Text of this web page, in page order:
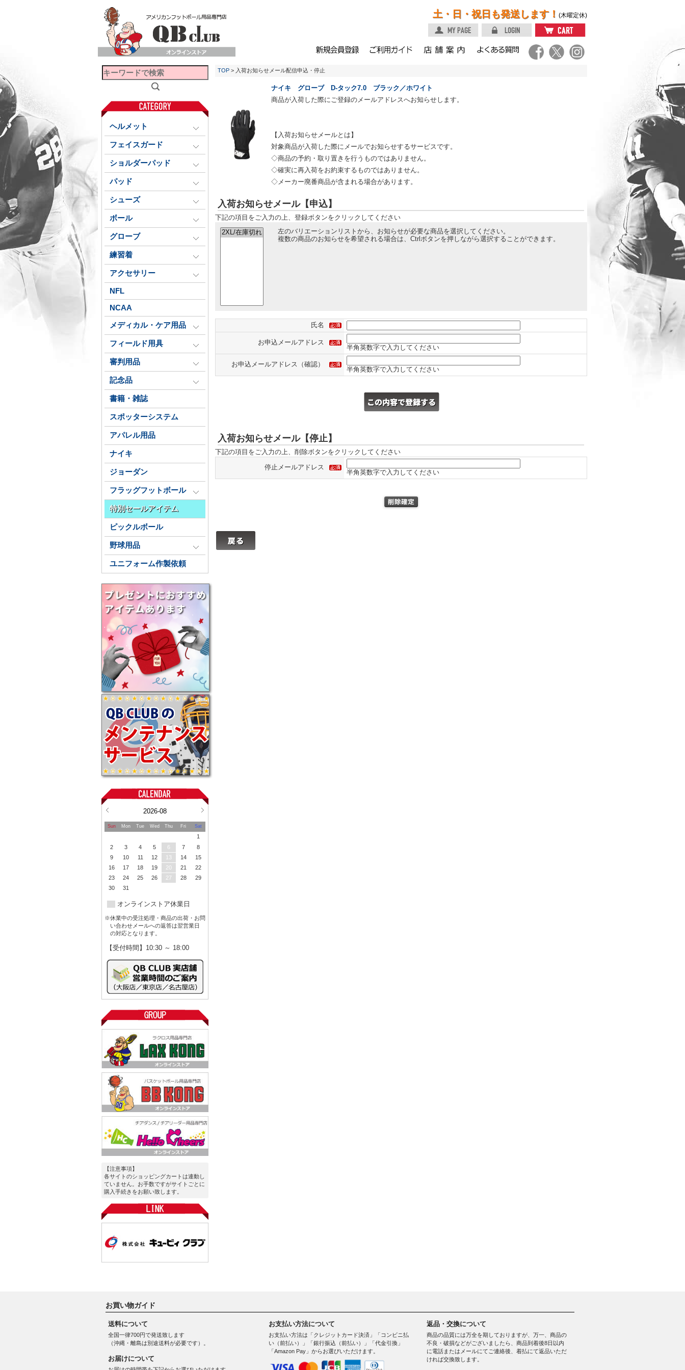
土・日・祝日も発送します！ (木曜定休)
ヘルメット
フェイスガード
ショルダーパッド
パッド
シューズ
ボール
グローブ
練習着
アクセサリー
NFL
NCAA
メディカル・ケア用品
フィールド用具
審判用品
記念品
書籍・雑誌
スポッターシステム
アパレル用品
ナイキ
ジョーダン
フラッグフットボール
特別セールアイテム
ピックルボール
野球用品
ユニフォーム作製依頼
2026-08
Sun Mon Tue Wed Thu Fri Sat
1
2
3 4 5 6 7
8
9
10 11 12 13 14
15
16
17 18 19 20 21
22
23
24 25 26 27 28
29
30
31
オンラインストア休業日
※休業中の受注処理・商品の出荷・お問
い合わせメールへの返答は翌営業日
の対応となります。
【受付時間】10:30 ～ 18:00
【注意事項】
各サイトのショッピングカートは連動し
ていません。お手数ですがサイトごとに
購入手続きをお願い致します。
TOP > 入荷お知らせメール配信申込・停止
ナイキ グローブ D-タック7.0 ブラック／ホワイト
商品が入荷した際にご登録のメールアドレスへお知らせします。
【入荷お知らせメールとは】
対象商品が入荷した際にメールでお知らせするサービスです。
◇商品の予約・取り置きを行うものではありません。
◇確実に再入荷をお約束するものではありません。
◇メーカー廃番商品が含まれる場合があります。
入荷お知らせメール【申込】
下記の項目をご入力の上、登録ボタンをクリックしてください
左のバリエーションリストから、お知らせが必要な商品を選択してください。
複数の商品のお知らせを希望される場合は、Ctrlボタンを押しながら選択することができます。
氏名
お申込メールアドレス
半角英数字で入力してください
お申込メールアドレス（確認）
半角英数字で入力してください
入荷お知らせメール【停止】
下記の項目をご入力の上、削除ボタンをクリックしてください
停止メールアドレス
半角英数字で入力してください
お買い物ガイド
送料について
全国一律700円で発送致します
（沖縄・離島は別途送料が必要です）。
お届けについて
お支払い方法について
お支払い方法は「クレジットカード決済」「コンビニ払
い（前払い）」「銀行振込（前払い）」「代金引換」
「Amazon Pay」からお選びいただけます。
返品・交換について
商品の品質には万全を期しておりますが、万一、商品の
不良・破損などがございましたら、商品到着後8日以内
に電話またはメールにてご連絡後、着払にて返品いただ
ければ交換致します。